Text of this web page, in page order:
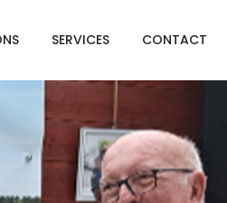
SERVICES CONTACT